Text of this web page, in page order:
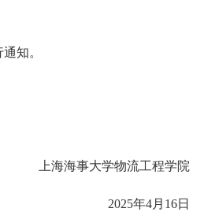
知。
上海海事大学物流工程学院
2025年4月 16日